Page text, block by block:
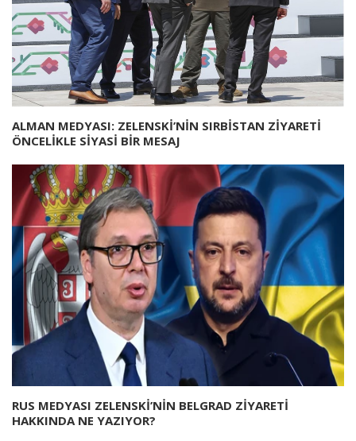
ALMAN MEDYASI: ZELENSKİ’NİN SIRBİSTAN ZİYARETİ
ÖNCELİKLE SİYASİ BİR MESAJ
RUS MEDYASI ZELENSKİ’NİN BELGRAD ZİYARETİ
HAKKINDA NE YAZIYOR?